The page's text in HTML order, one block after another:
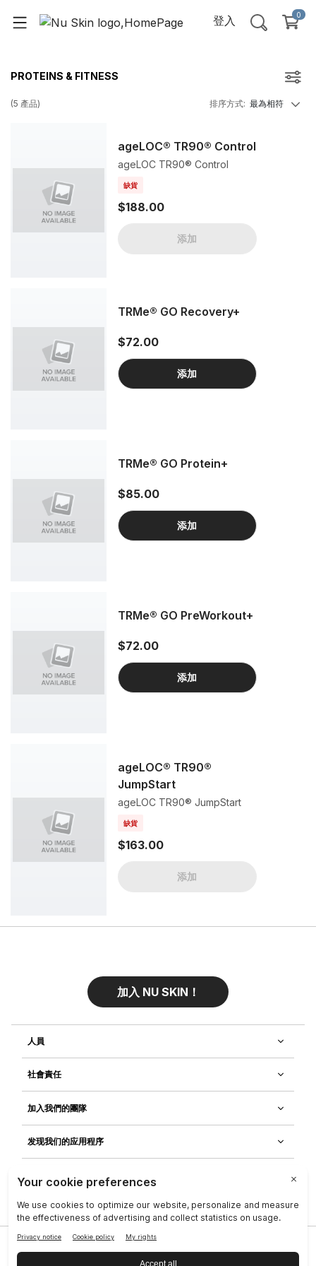
登入 0
PROTEINS & FITNESS
(5 產品) 排序方式: 最為相符
ageLOC® TR90® Control
ageLOC TR90® Control
缺貨
$188.00
添加
TRMe® GO Recovery+
$72.00
添加
TRMe® GO Protein+
$85.00
添加
TRMe® GO PreWorkout+
$72.00
添加
ageLOC® TR90®
JumpStart
ageLOC TR90® JumpStart
缺貨
$163.00
添加
加入 NU SKIN！
人員
社會責任
加入我們的團隊
发现我们的应用程序